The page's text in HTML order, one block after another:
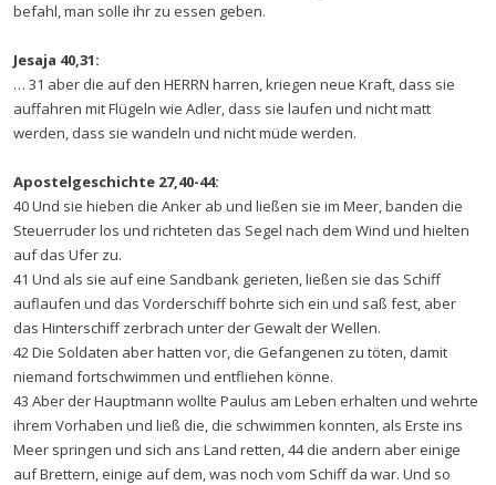
befahl, man solle ihr zu essen geben.
Jesaja 40,31:
… 31 aber die auf den HERRN harren, kriegen neue Kraft, dass sie
auffahren mit Flügeln wie Adler, dass sie laufen und nicht matt
werden, dass sie wandeln und nicht müde werden.
Apostelgeschichte 27,40-44:
40 Und sie hieben die Anker ab und ließen sie im Meer, banden die
Steuerruder los und richteten das Segel nach dem Wind und hielten
auf das Ufer zu.
41 Und als sie auf eine Sandbank gerieten, ließen sie das Schiff
auflaufen und das Vorderschiff bohrte sich ein und saß fest, aber
das Hinterschiff zerbrach unter der Gewalt der Wellen.
42 Die Soldaten aber hatten vor, die Gefangenen zu töten, damit
niemand fortschwimmen und entfliehen könne.
43 Aber der Hauptmann wollte Paulus am Leben erhalten und wehrte
ihrem Vorhaben und ließ die, die schwimmen konnten, als Erste ins
Meer springen und sich ans Land retten, 44 die andern aber einige
auf Brettern, einige auf dem, was noch vom Schiff da war. Und so